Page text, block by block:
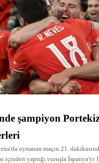
şampiyon
oynanan maçın 21.
içinden yaptığı vuruşla İspanya'yı